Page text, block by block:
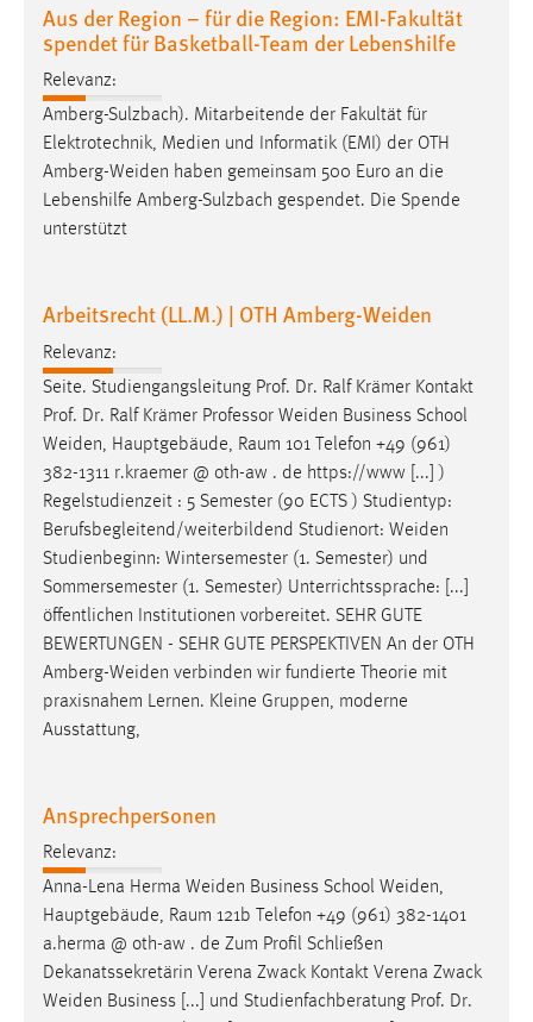
Aus der Region – für die Region: EMI-Fakultät
spendet für Basketball-Team der Lebenshilfe
Relevanz:
Amberg-Sulzbach). Mitarbeitende der Fakultät für
Elektrotechnik, Medien und Informatik (EMI) der OTH
Amberg-Weiden haben gemeinsam 500 Euro an die
Lebenshilfe Amberg-Sulzbach gespendet. Die Spende
unterstützt
Arbeitsrecht (LL.M.) | OTH Amberg-Weiden
Relevanz:
Seite. Studiengangsleitung Prof. Dr. Ralf Krämer Kontakt
Prof. Dr. Ralf Krämer Professor Weiden Business School
Weiden, Hauptgebäude, Raum 101 Telefon +49 (961)
382-1311 r.kraemer @ oth-aw . de https://www [...] )
Regelstudienzeit : 5 Semester (90 ECTS ) Studientyp:
Berufsbegleitend/weiterbildend Studienort: Weiden
Studienbeginn: Wintersemester (1. Semester) und
Sommersemester (1. Semester) Unterrichtssprache: [...]
öffentlichen Institutionen vorbereitet. SEHR GUTE
BEWERTUNGEN - SEHR GUTE PERSPEKTIVEN An der OTH
Amberg-Weiden verbinden wir fundierte Theorie mit
praxisnahem Lernen. Kleine Gruppen, moderne
Ausstattung,
Ansprechpersonen
Relevanz:
Anna-Lena Herma Weiden Business School Weiden,
Hauptgebäude, Raum 121b Telefon +49 (961) 382-1401
a.herma @ oth-aw . de Zum Profil Schließen
Dekanatssekretärin Verena Zwack Kontakt Verena Zwack
Weiden Business [...] und Studienfachberatung Prof. Dr.